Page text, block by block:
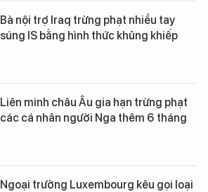
Bà nội trợ Iraq trừng phạt nhiều tay
súng IS bằng hình thức khủng khiếp
Liên minh châu Âu gia hạn trừng phạt
các cá nhân người Nga thêm 6 tháng
Ngoại trưởng Luxembourg kêu gọi loại